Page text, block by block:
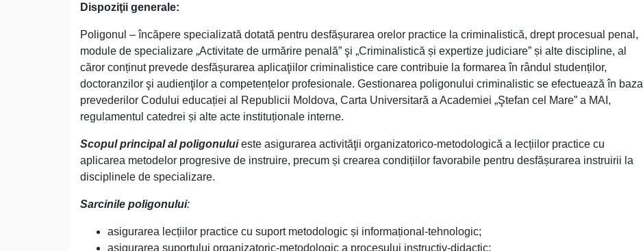
Dispoziţii generale:
Poligonul – încăpere specializată dotată pentru desfășurarea orelor practice la criminalistică, drept procesual penal,
module de specializare „Activitate de urmărire penală” şi „Criminalistică și expertize judiciare” și alte discipline, al
căror conținut prevede desfășurarea aplicaţiilor criminalistice care contribuie la formarea în rândul studenților,
doctoranzilor şi audienţilor a competențelor profesionale. Gestionarea poligonului criminalistic se efectuează în baza
prevederilor Codului educației al Republicii Moldova, Carta Universitară a Academiei „Ştefan cel Mare” a MAI,
regulamentul catedrei și alte acte instituționale interne.
Scopul principal al poligonului este asigurarea activităţii organizatorico-metodologică a lecțiilor practice cu
aplicarea metodelor progresive de instruire, precum și crearea condițiilor favorabile pentru desfășurarea instruirii la
disciplinele de specializare.
Sarcinile poligonului:
asigurarea lecțiilor practice cu suport metodologic și informațional-tehnologic;
asigurarea suportului organizatoric-metodologic a procesului instructiv-didactic;